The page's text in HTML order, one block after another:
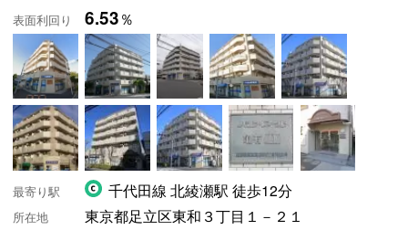
表面利回り 6.53％
最寄り駅 千代田線 北綾瀬駅 徒歩12分
所在地 東京都足立区東和３丁目１－２１